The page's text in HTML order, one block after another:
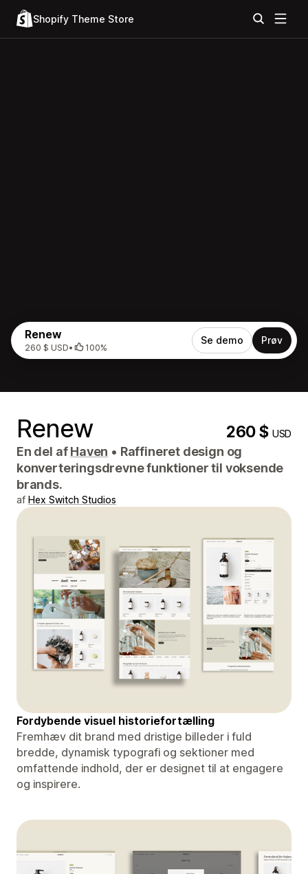
Shopify Theme Store
Renew
260 $ USD• 100%
Se demo Prøv
Renew 260 $USD
En del afHaven • Raffineret design og
konverteringsdrevne funktioner til voksende
brands.
af Hex Switch Studios
Fordybende visuel historiefortælling
Fremhæv dit brand med dristige billeder i fuld
bredde, dynamisk typografi og sektioner med
omfattende indhold, der er designet til at engagere
og inspirere.